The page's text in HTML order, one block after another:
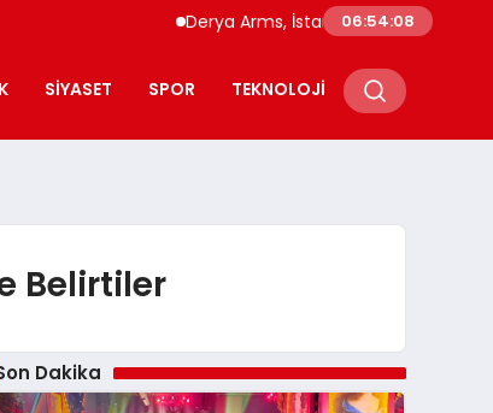
Derya Arms, İstanbul Prohunt 2026’da
06:54:09
SIYASET SPOR TEKNOLOJI
Belirtiler
Dakika